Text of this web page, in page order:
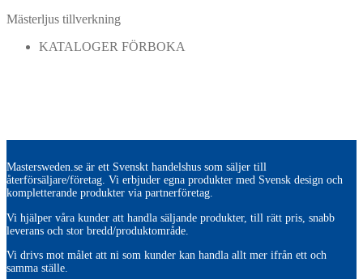
Mästerljus tillverkning
KATALOGER FÖRBOKA
Mastersweden.se är ett Svenskt handelshus som säljer till
återförsäljare/företag. Vi erbjuder egna produkter med Svensk design och
kompletterande produkter via partnerföretag.
Vi hjälper våra kunder att handla säljande produkter, till rätt pris, snabb
leverans och stor bredd/produktområde.
Vi drivs mot målet att ni som kunder kan handla allt mer ifrån ett och
samma ställe.